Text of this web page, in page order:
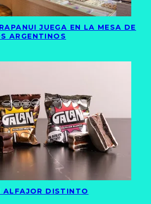
JUEGA EN LA MESA DE
ARGENTINOS
ALFAJOR DISTINTO